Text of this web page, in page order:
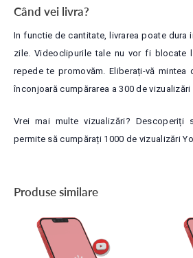
Când vei livra?
In functie de cantitate, livrarea poate dura
zile. Videoclipurile tale nu vor fi blocate
repede te promovăm. Eliberați-vă mintea
înconjoară cumpărarea a 300 de vizualizări
Vrei mai multe vizualizări? Descoperiți
permite să cumpărați 1000 de vizualizări
Produse similare